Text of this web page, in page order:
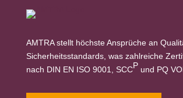
AMTRA stellt höchste Ansprüche an
Sicherheitsstandards, was zahlreiche
nach DIN EN ISO 9001, SCCP und PQ